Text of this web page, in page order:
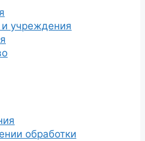
учреждения
обработки